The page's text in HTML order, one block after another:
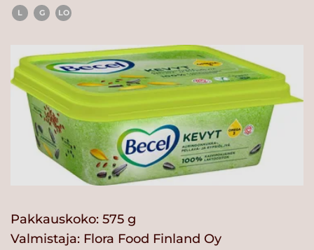
L G LO
Pakkauskoko: 575 g
Valmistaja: Flora Food Finland Oy